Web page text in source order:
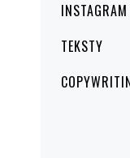
INSTAGRAM
TEKSTY